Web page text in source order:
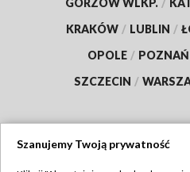
KRAKÓW / LUBLIN /
OPOLE / POZNAŃ
SZCZECIN /
Szanujemy Twoją prywatność